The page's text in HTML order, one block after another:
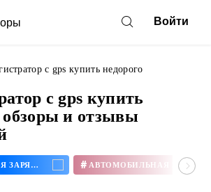
Войти
с gps купить недорого
с gps купить
и отзывы
АВТОМОБИЛЬНАЯ ЗАРЯДКА #